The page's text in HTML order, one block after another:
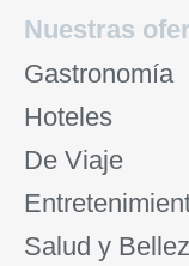
Nuestras
Gastronomía
Hoteles
De Viaje
Salud y